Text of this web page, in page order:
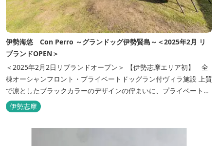
伊勢海悠 Con Perro ～グランドッグ伊勢賢島～＜2025年2月 リ
ブランドOPEN＞
＜2025年2月2日リブランドオープン＞ 【伊勢志摩エリア初】 全
棟オーシャンフロント・プライベートドッグラン付ヴィラ施設 上質
で凛としたブラックカラーのデザインの佇まいに、プライベート感
溢れる客室。 客室に一歩入れば全室海に面したオーシャンフロン
ト。 颯爽とした広いプライベートドッグランと青色に輝く英虞湾を
眺める最高のロケーション。 ▸インクルーシブサービスのお部屋
伊勢志摩